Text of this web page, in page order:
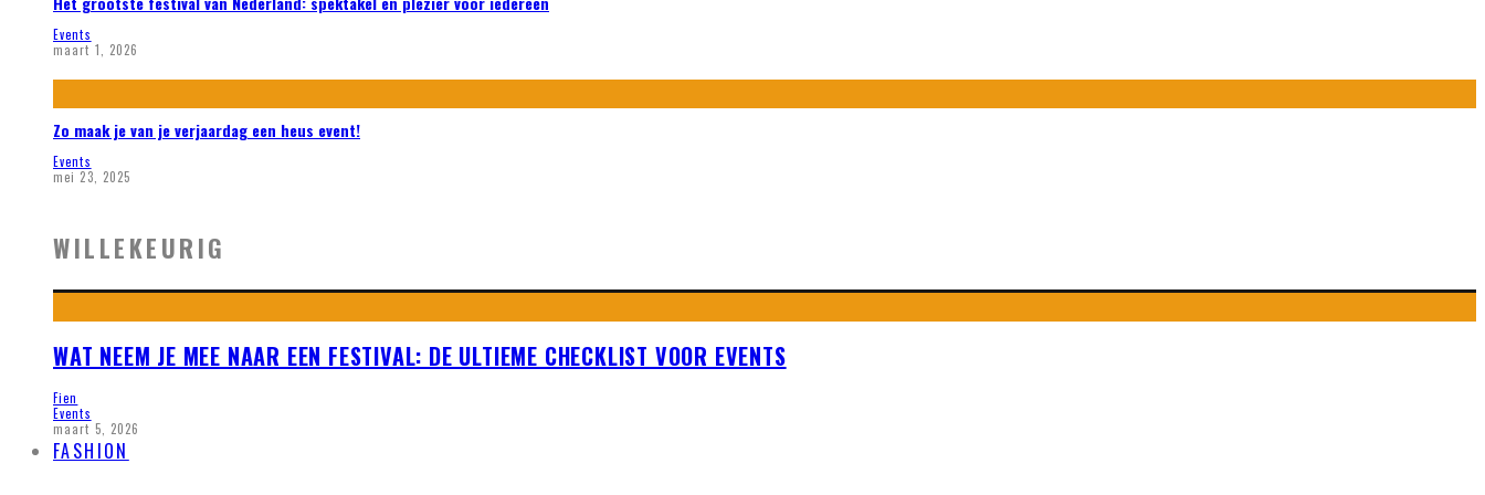
Events
maart 1, 2026
Zo maak je van je verjaardag een heus event!
Events
mei 23, 2025
WILLEKEURIG
WAT NEEM JE MEE NAAR EEN FESTIVAL: DE ULTIEME CHECKLIST VOOR EVENTS
Fien
Events
maart 5, 2026
FASHION